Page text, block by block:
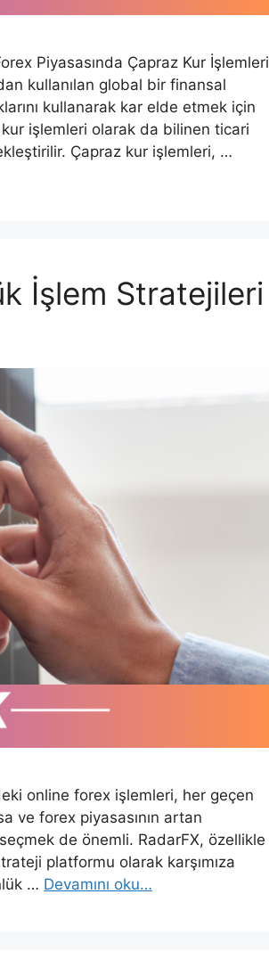
Piyasasında Çapraz Kur İşlemleri
kullanılan global bir finansal
kullanarak kar elde etmek için
işlemleri olarak da bilinen ticari
Çapraz kur işlemleri, …
İşlem Stratejileri
online forex işlemleri, her geçen
ve forex piyasasının artan
seçmek de önemli. RadarFX, özellikle
platformu olarak karşımıza
… Devamını oku…